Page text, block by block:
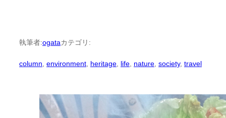
執筆者:ogataカテゴリ:
column environment heritage life nature society, travel